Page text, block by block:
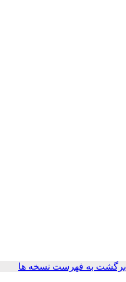
برگشت به فهرست نسخه ها